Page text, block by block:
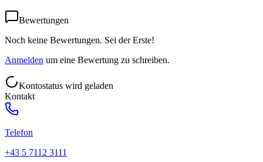
Bewertungen
Noch keine Bewertungen. Sei der Erste!
Anmelden um eine Bewertung zu schreiben.
Kontostatus wird geladen
Kontakt
Telefon
+43 5 7112 3111